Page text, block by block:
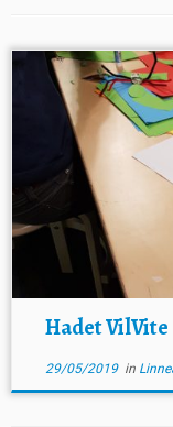
Hadet VilVite
29/05/2019in